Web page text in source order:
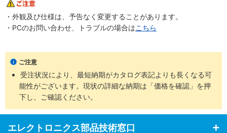
・外観及び仕様は、予告なく変更することがあります。
・PCのお問い合わせ、トラブルの場合はこちら
ご注意
受注状況により、最短納期がカタログ表記よりも長くなる可
能性がございます。現状の詳細な納期は「価格を確認」を押
下し、ご確認ください。
エレクトロニクス部品技術窓口